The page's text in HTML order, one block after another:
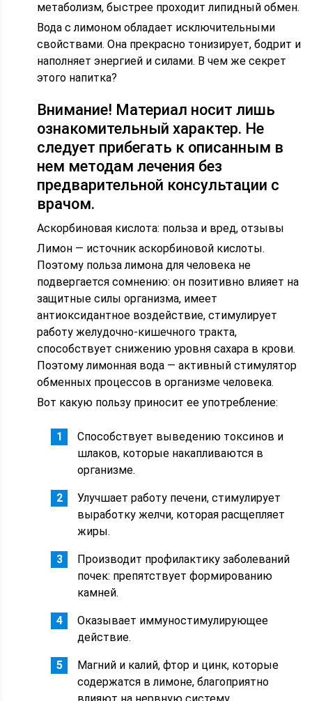
метаболизм, быстрее проходит липидный обмен.
Вода с лимоном обладает исключительными
свойствами. Она прекрасно тонизирует, бодрит и
наполняет энергией и силами. В чем же секрет
этого напитка?
Внимание! Материал носит лишь
ознакомительный характер. Не
следует прибегать к описанным в
нем методам лечения без
предварительной консультации с
врачом.
Аскорбиновая кислота: польза и вред, отзывы
Лимон — источник аскорбиновой кислоты.
Поэтому польза лимона для человека не
подвергается сомнению: он позитивно влияет на
защитные силы организма, имеет
антиоксидантное воздействие, стимулирует
работу желудочно-кишечного тракта,
способствует снижению уровня сахара в крови.
Поэтому лимонная вода — активный стимулятор
обменных процессов в организме человека.
Вот какую пользу приносит ее употребление:
Способствует выведению токсинов и
шлаков, которые накапливаются в
организме.
Улучшает работу печени, стимулирует
выработку желчи, которая расщепляет
жиры.
Производит профилактику заболеваний
почек: препятствует формированию
камней.
Оказывает иммуностимулирующее
действие.
Магний и калий, фтор и цинк, которые
содержатся в лимоне, благоприятно